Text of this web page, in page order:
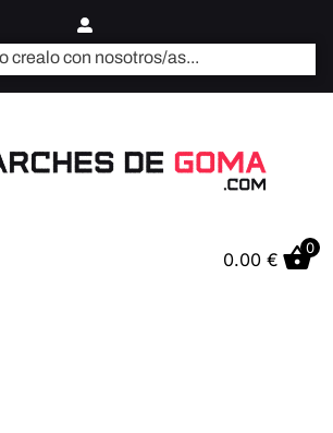
0.00 €
0